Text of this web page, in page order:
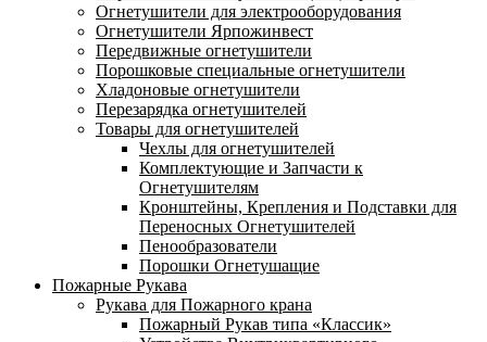
Огнетушители для электрооборудования
Огнетушители Ярпожинвест
Передвижные огнетушители
Порошковые специальные огнетушители
Хладоновые огнетушители
Перезарядка огнетушителей
Товары для огнетушителей
Чехлы для огнетушителей
Комплектующие и Запчасти к
Огнетушителям
Кронштейны, Крепления и Подставки для
Переносных Огнетушителей
Пенообразователи
Порошки Огнетушащие
Пожарные Рукава
Рукава для Пожарного крана
Пожарный Рукав типа «Классик»